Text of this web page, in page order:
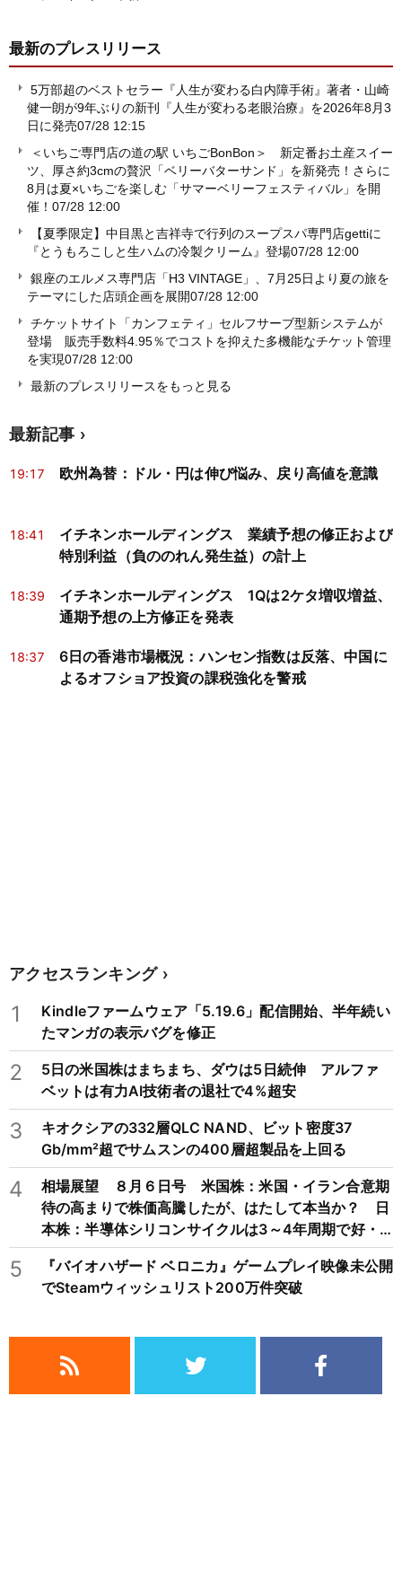
最新のプレスリリース
5万部超のベストセラー『人生が変わる白内障手術』著者・山崎
健一朗が9年ぶりの新刊『人生が変わる老眼治療』を2026年8月3
日に発売07/28 12:15
＜いちご専門店の道の駅 いちごBonBon＞ 新定番お土産スイー
ツ、厚さ約3cmの贅沢「ベリーバターサンド」を新発売！さらに
8月は夏×いちごを楽しむ「サマーベリーフェスティバル」を開
催！ 07/28 12:00
【夏季限定】中目黒と吉祥寺で行列のスープスパ専門店gettiに
『とうもろこしと生ハムの冷製クリーム』登場07/28 12:00
銀座のエルメス専門店「H3 VINTAGE」、7月25日より夏の旅を
テーマにした店頭企画を展開07/28 12:00
チケットサイト「カンフェティ」セルフサーブ型新システムが
登場 販売手数料4.95％でコストを抑えた多機能なチケット管理
を実現07/28 12:00
最新のプレスリリースをもっと見る
最新記事
19:17 欧州為替：ドル・円は伸び悩み、戻り高値を意識
18:41
イチネンホールディングス 業績予想の修正および
特別利益（負ののれん発生益）の計上
18:39
イチネンホールディングス 1Qは2ケタ増収増益、
通期予想の上方修正を発表
18:37
6日の香港市場概況：ハンセン指数は反落、中国に
よるオフショア投資の課税強化を警戒
アクセスランキング
1
Kindleファームウェア「5.19.6」配信開始、半年続い
たマンガの表示バグを修正
2
5日の米国株はまちまち、ダウは5日続伸 アルファ
ベットは有力AI技術者の退社で4%超安
3
キオクシアの332層QLC NAND、ビット密度37
Gb/mm²超でサムスンの400層超製品を上回る
4
相場展望 ８月６日号 米国株：米国・イラン合意期
待の高まりで株価高騰したが、はたして本当か？ 日
本株：半導体シリコンサイクルは3～4年周期で好・
不況を繰り返すため注意
5
『バイオハザード ベロニカ』ゲームプレイ映像未公開
でSteamウィッシュリスト200万件突破